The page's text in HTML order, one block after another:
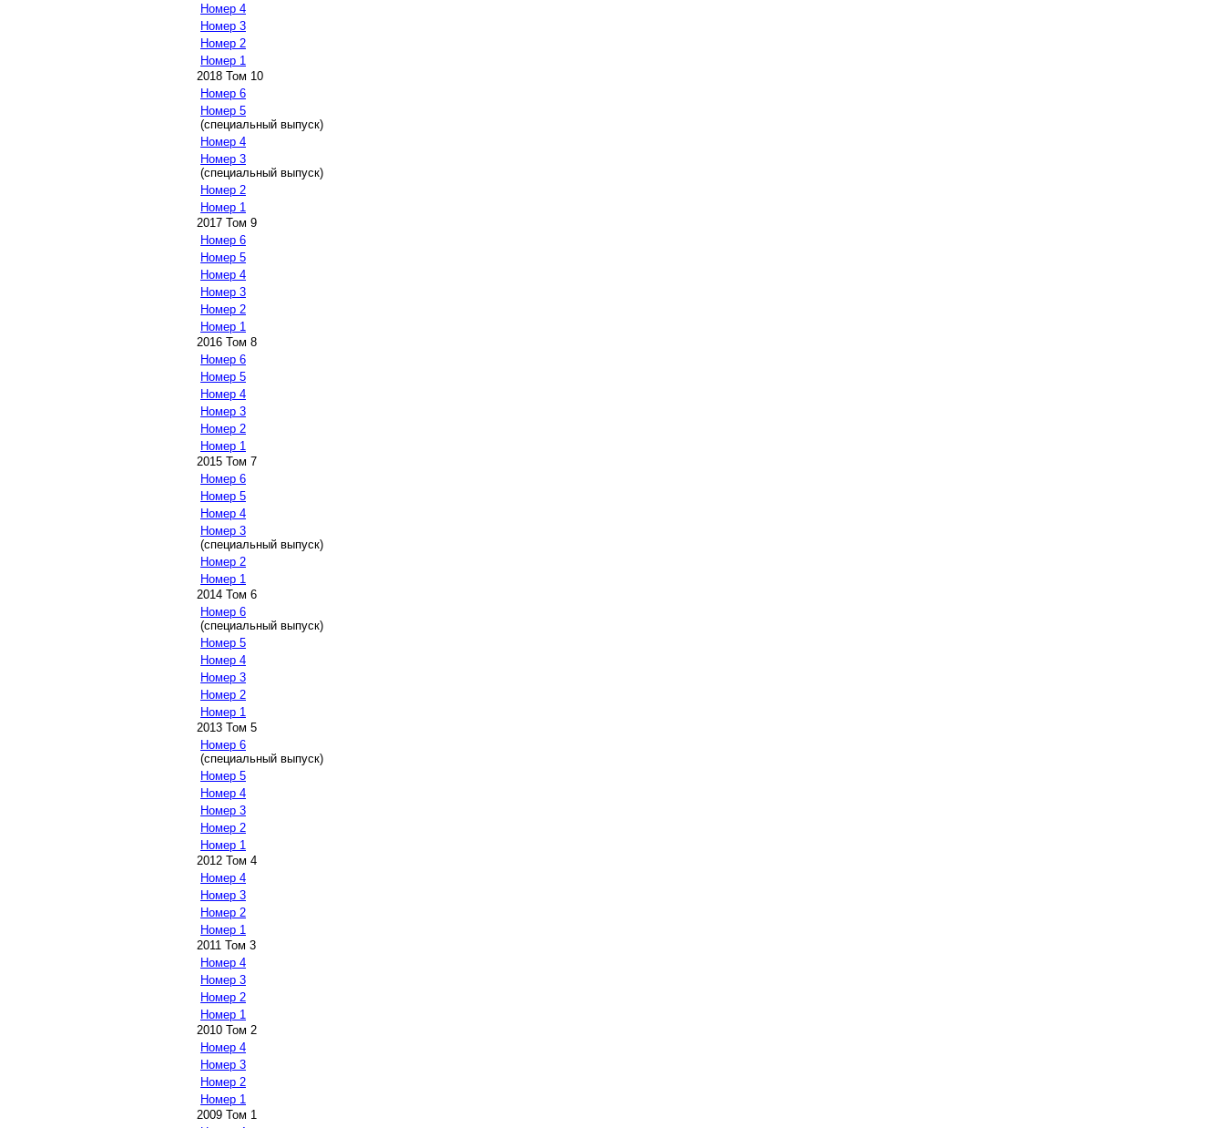
Номер 4
Номер 3
Номер 2
Номер 1
2018 Том 10
Номер 6
Номер 5
(специальный выпуск)
Номер 4
Номер 3
(специальный выпуск)
Номер 2
Номер 1
2017 Том 9
Номер 6
Номер 5
Номер 4
Номер 3
Номер 2
Номер 1
2016 Том 8
Номер 6
Номер 5
Номер 4
Номер 3
Номер 2
Номер 1
2015 Том 7
Номер 6
Номер 5
Номер 4
Номер 3
(специальный выпуск)
Номер 2
Номер 1
2014 Том 6
Номер 6
(специальный выпуск)
Номер 5
Номер 4
Номер 3
Номер 2
Номер 1
2013 Том 5
Номер 6
(специальный выпуск)
Номер 5
Номер 4
Номер 3
Номер 2
Номер 1
2012 Том 4
Номер 4
Номер 3
Номер 2
Номер 1
2011 Том 3
Номер 4
Номер 3
Номер 2
Номер 1
2010 Том 2
Номер 4
Номер 3
Номер 2
Номер 1
2009 Том 1